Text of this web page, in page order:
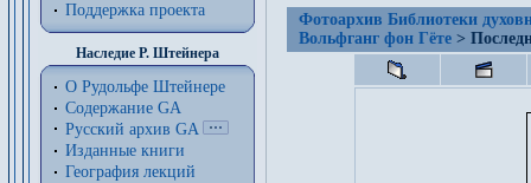
Поддержка проекта
Наследие Р. Штейнера
О Рудольфе Штейнере
Содержание GA
Русский архив GA
Изданные книги
География лекций
Фотоархив Библиотеки
Вольфганг фон Гёте >